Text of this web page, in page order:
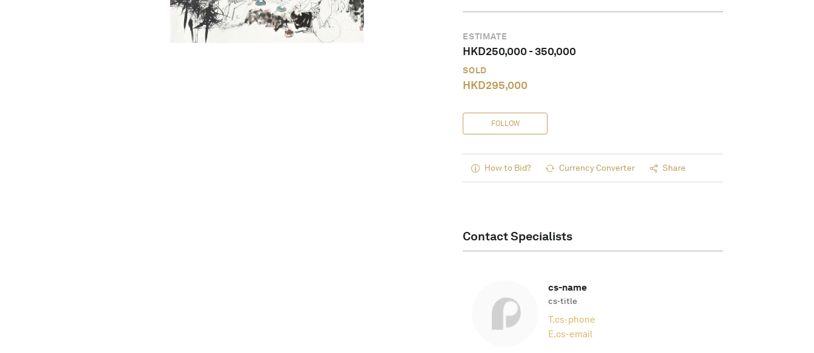
ESTIMATE
HKD250,000-350,000
SOLD
HKD295,000
FOLLOW
How to Bid? Currency Converter Share
Contact Specialists
cs-name
cs-title
T.cs-phone
E.cs-email